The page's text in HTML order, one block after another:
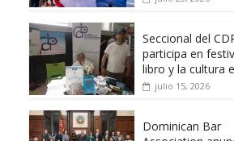
Seccional del
participa en
libro y la cultura
julio 15, 2026
Dominican Bar